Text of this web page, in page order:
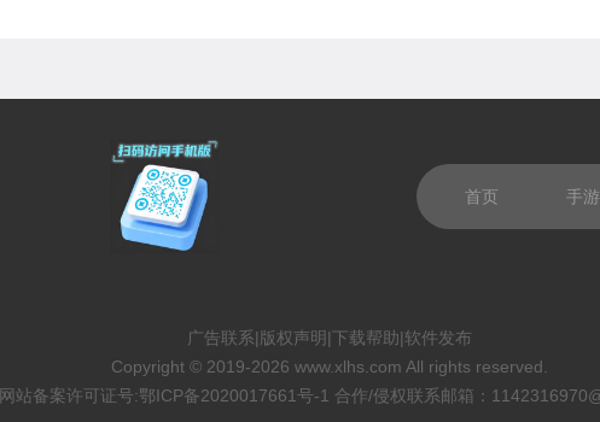
首页 手游
广告联系| 版权声明|下载帮助|软件发布
Copyright © 2019-2026 www.xlhs.com All rights reserved.
网站备案许可证号:鄂ICP备2020017661号-1 合作/侵权联系邮箱：